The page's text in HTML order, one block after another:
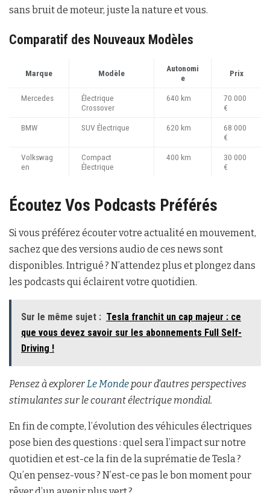
sans bruit de moteur, juste la nature et vous.
Comparatif des Nouveaux Modèles
Marque Modèle
Autonomi
e
Prix
Mercedes
Électrique
Crossover
640 km
70 000
€
BMW SUV Électrique 620 km
68 000
€
Volkswag
en
Compact
Électrique
400 km
30 000
€
Écoutez Vos Podcasts Préférés
Si vous préférez écouter votre actualité en mouvement,
sachez que des versions audio de ces news sont
disponibles. Intrigué ? N’attendez plus et plongez dans
les podcasts qui éclairent votre quotidien.
Sur le même sujet : Tesla franchit un cap majeur : ce
que vous devez savoir sur les abonnements Full Self-
Driving !
Pensez à explorerLe Monde pour d’autres perspectives
stimulantes sur le courant électrique mondial.
En fin de compte, l’évolution des véhicules électriques
pose bien des questions : quel sera l’impact sur notre
quotidien et est-ce la fin de la suprématie de Tesla ?
Qu’en pensez-vous ? N’est-ce pas le bon moment pour